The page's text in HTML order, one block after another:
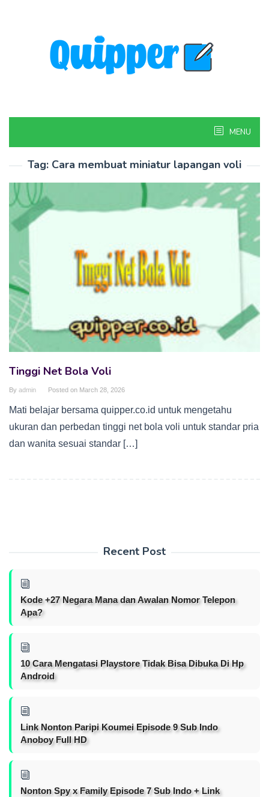
MENU
Tag: Cara membuat miniatur lapangan voli
Tinggi Net Bola Voli
By admin Posted on March 28, 2026
Mati belajar bersama quipper.co.id untuk mengetahu
ukuran dan perbedan tinggi net bola voli untuk standar pria
dan wanita sesuai standar […]
Recent Post
Kode +27 Negara Mana dan Awalan Nomor Telepon
Apa?
10 Cara Mengatasi Playstore Tidak Bisa Dibuka Di Hp
Android
Link Nonton Paripi Koumei Episode 9 Sub Indo
Anoboy Full HD
Nonton Spy x Family Episode 7 Sub Indo + Link